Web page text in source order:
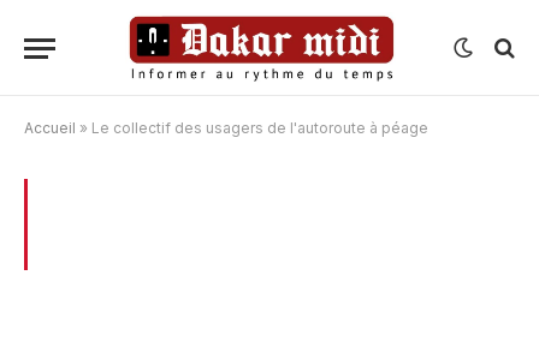
Accueil » Le collectif des usagers de l'autoroute à péage